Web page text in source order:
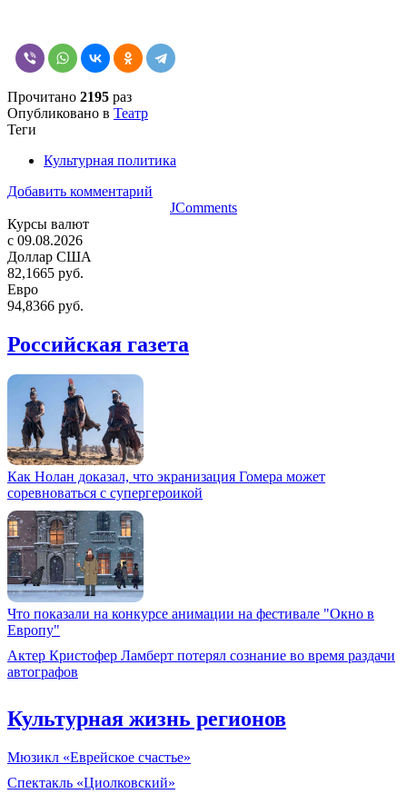
Прочитано 2195 раз
Опубликовано в Театр
Теги
Культурная политика
Добавить комментарий
JComments
Курсы валют
c 09.08.2026
Доллар США
82,1665 руб.
Евро
94,8366 руб.
Российская газета
Как Нолан доказал, что экранизация Гомера может
соревноваться с супергероикой
Что показали на конкурсе анимации на фестивале "Окно в
Европу"
Актер Кристофер Ламберт потерял сознание во время раздачи
автографов
Культурная жизнь регионов
Мюзикл «Еврейское счастье»
Спектакль «Циолковский»